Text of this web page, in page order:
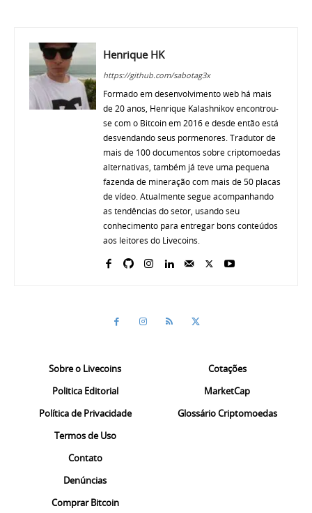
Henrique HK
https://github.com/sabotag3x
Formado em desenvolvimento web há mais
de 20 anos, Henrique Kalashnikov encontrou-
se com o Bitcoin em 2016 e desde então está
desvendando seus pormenores. Tradutor de
mais de 100 documentos sobre criptomoedas
alternativas, também já teve uma pequena
fazenda de mineração com mais de 50 placas
de vídeo. Atualmente segue acompanhando
as tendências do setor, usando seu
conhecimento para entregar bons conteúdos
aos leitores do Livecoins.
Sobre o Livecoins
Politica Editorial
Política de Privacidade
Termos de Uso
Contato
Denúncias
Comprar Bitcoin
Cotações
MarketCap
Glossário Criptomoedas